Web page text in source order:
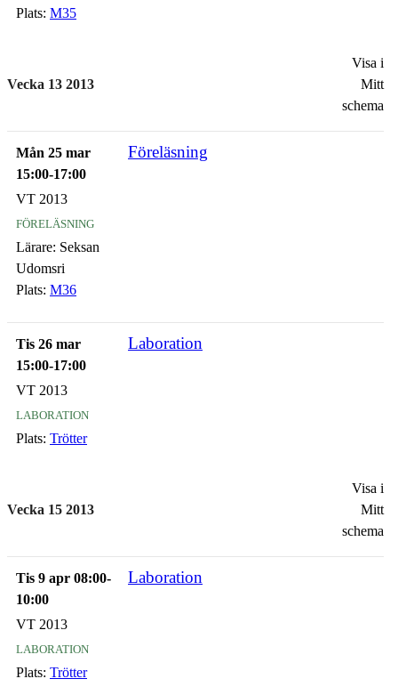
Plats: M35
Vecka 13 2013
Visa i
Mitt
schema
Mån 25 mar
15:00-17:00
Föreläsning
VT 2013
föreläsning
Lärare: Seksan
Udomsri
Plats: M36
Tis 26 mar
15:00-17:00
Laboration
VT 2013
laboration
Plats: Trötter
Vecka 15 2013
Visa i
Mitt
schema
Tis 9 apr 08:00-
10:00
Laboration
VT 2013
laboration
Plats: Trötter